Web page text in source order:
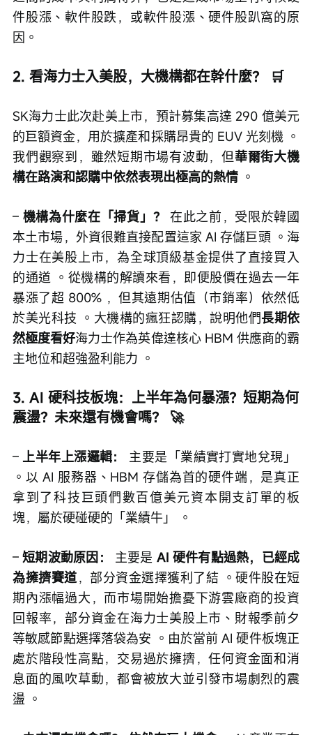
件股漲、軟件股跌，或軟件股漲、硬件股趴窩的原
因。
2. 看海力士入美股，大機構都在幹什麼？ 🛒
SK海力士此次赴美上市，預計募集高達 290 億美元
的巨額資金，用於擴產和採購昂貴的 EUV 光刻機 。
我們觀察到，雖然短期市場有波動，但華爾街大機
構在路演和認購中依然表現出極高的熱情 。
– 機構為什麼在「掃貨」？
在此之前，受限於韓國
本土市場，外資很難直接配置這家 AI 存儲巨頭 。海
力士在美股上市，為全球頂級基金提供了直接買入
的通道 。從機構的解讀來看，即便股價在過去一年
暴漲了超 800% ，但其遠期估值（市銷率）依然低
於美光科技 。大機構的瘋狂認購，說明他們長期依
然極度看好海力士作為英偉達核心 HBM 供應商的霸
主地位和超強盈利能力 。
3. AI 硬科技板塊：上半年為何暴漲？短期為何
震盪？未來還有機會嗎？ 🚀
– 上半年上漲邏輯：
主要是「業績實打實地兌現」
。以 AI 服務器、HBM 存儲為首的硬件端，是真正
拿到了科技巨頭們數百億美元資本開支訂單的板
塊，屬於硬碰硬的「業績牛」 。
– 短期波動原因： 主要是 AI 硬件有點過熱，已經成
為擁擠賽道，部分資金選擇獲利了結 。硬件股在短
期內漲幅過大，而市場開始擔憂下游雲廠商的投資
回報率，部分資金在海力士美股上市、財報季前夕
等敏感節點選擇落袋為安 。由於當前 AI 硬件板塊正
處於階段性高點，交易過於擁擠，任何資金面和消
息面的風吹草動，都會被放大並引發市場劇烈的震
盪 。